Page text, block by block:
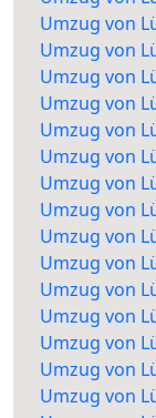
Umzug von
Umzug von
Umzug von
Umzug von
Umzug von
Umzug von
Umzug von
Umzug von
Umzug von
Umzug von
Umzug von
Umzug von
Umzug von
Umzug von
Umzug von